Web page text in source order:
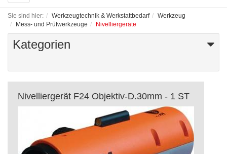
navigation
Sie sind hier: Werkzeugtechnik & Werkstattbedarf
Werkzeug
Mess- und Prüfwerkzeuge
Nivelliergeräte
Kategorien
Nivelliergerät F24 Objektiv-D.30mm - 1 ST